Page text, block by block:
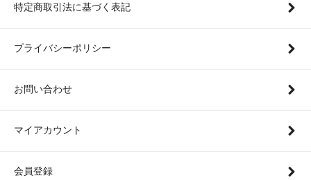
特定商取引法に基づく表記
プライバシーポリシー
お問い合わせ
マイアカウント
会員登録